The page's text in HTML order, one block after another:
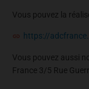
Vous pouvez la
https://
Vous pouvez aussi
France 3/5 Rue